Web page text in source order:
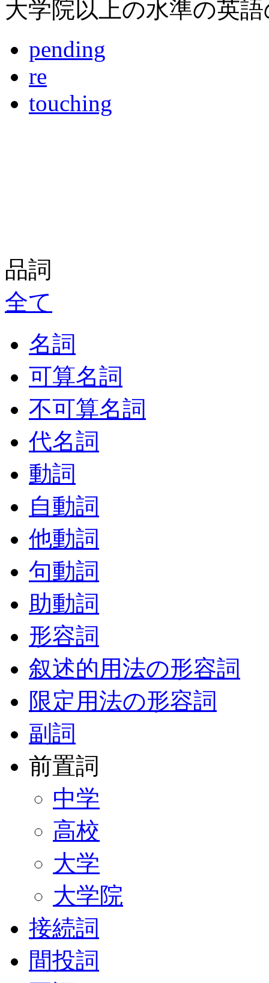
大学院以上の水準の英
pending
re
touching
品詞
全て
名詞
可算名詞
不可算名詞
代名詞
動詞
自動詞
他動詞
句動詞
助動詞
形容詞
叙述的用法の形容詞
限定用法の形容詞
副詞
前置詞
中学
高校
大学
大学院
接続詞
間投詞